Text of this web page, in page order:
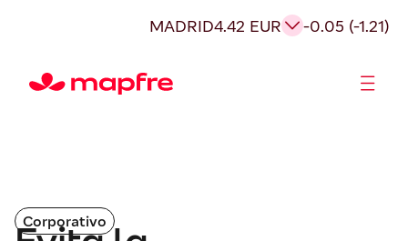
MADRID4.42 EUR -0.05 (-1.21)
Corporativo